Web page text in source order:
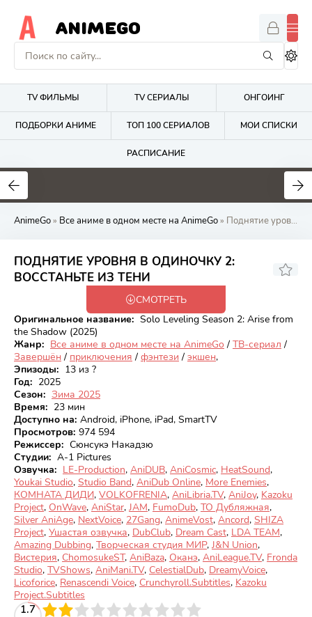
ANIMEGO
TV ФИЛЬМЫ TV СЕРИАЛЫ ОНГОИНГ
ПОДБОРКИ АНИМЕ ТОП 100 СЕРИАЛОВ МОИ СПИСКИ
РАСПИСАНИЕ
4.2
AnimeGo» Все аниме в одном месте на AnimeGo» Поднятие уровня в одиночку 2: Восстаньте из тени
ПОДНЯТИЕ УРОВНЯ В ОДИНОЧКУ 2:
ВОССТАНЬТЕ ИЗ ТЕНИ
Закончен
8.68
СМОТРЕТЬ
Оригинальное название: Solo Leveling Season 2: Arise from
the Shadow (2025)
Жанр: Все аниме в одном месте на AnimeGo / ТВ-сериал /
Завершён / приключения / фэнтези / экшен,
Эпизоды: 13 из ?
Год: 2025
Сезон: Зима 2025
Время: 23 мин
Доступно на: Android, iPhone, iPad, SmartTV
Просмотров: 974 594
Режиссер: Сюнсукэ Накадзю
Студии: A-1 Pictures
Озвучка: LE-Production, AniDUB, AniCosmic, HeatSound,
Youkai Studio, Studio Band, AniDub Online, More Enemies,
КОМНАТА ДИДИ, VOLKOFRENIA, AniLibria.TV, AniJoy, Kazoku
Project, OnWave, AniStar, JAM, FumoDub, ТО Дубляжная,
Silver AniAge, NextVoice, 27Gang, AnimeVost, Ancord, SHIZA
Project, Ушастая озвучка, DubClub, Dream Cast, LDA TEAM,
Amazing Dubbing, Творческая студия МИР, J&N Union,
Вистерия, ChomosukeST, AniBaza, Оканэ, AniLeague.TV, Fronda
Studio, TVShows, AniMani.TV, CelestialDub, DreamyVoice,
Licoforice, Renascendi Voice, Crunchyroll.Subtitles, Kazoku
Project.Subtitles
1.7
4 5 6 7 8 9 10